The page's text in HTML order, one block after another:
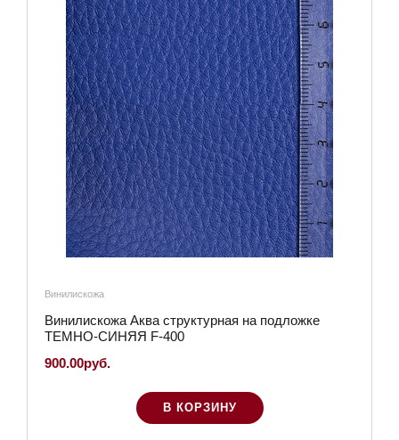
Винилискожа
Винилискожа Аква структурная на подложке
ТЕМНО-СИНЯЯ F-400
900.00руб.
В КОРЗИНУ